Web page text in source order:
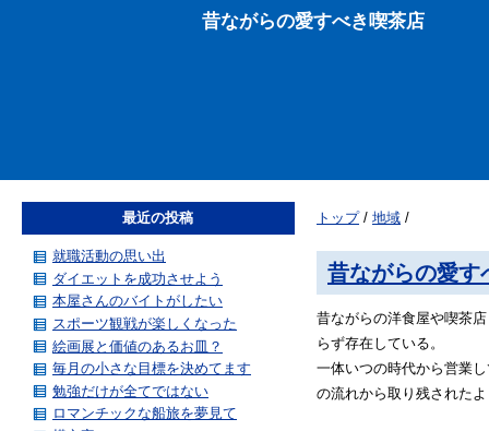
昔ながらの愛すべき喫茶店
トップ/ 地域 /
昔ながらの愛す
昔ながらの洋食屋や喫茶
らず存在している。
一体いつの時代から営業
の流れから取り残された
最近の投稿
就職活動の思い出
ダイエットを成功させよう
本屋さんのバイトがしたい
スポーツ観戦が楽しくなった
絵画展と価値のあるお皿？
毎月の小さな目標を決めてます
勉強だけが全てではない
ロマンチックな船旅を夢見て